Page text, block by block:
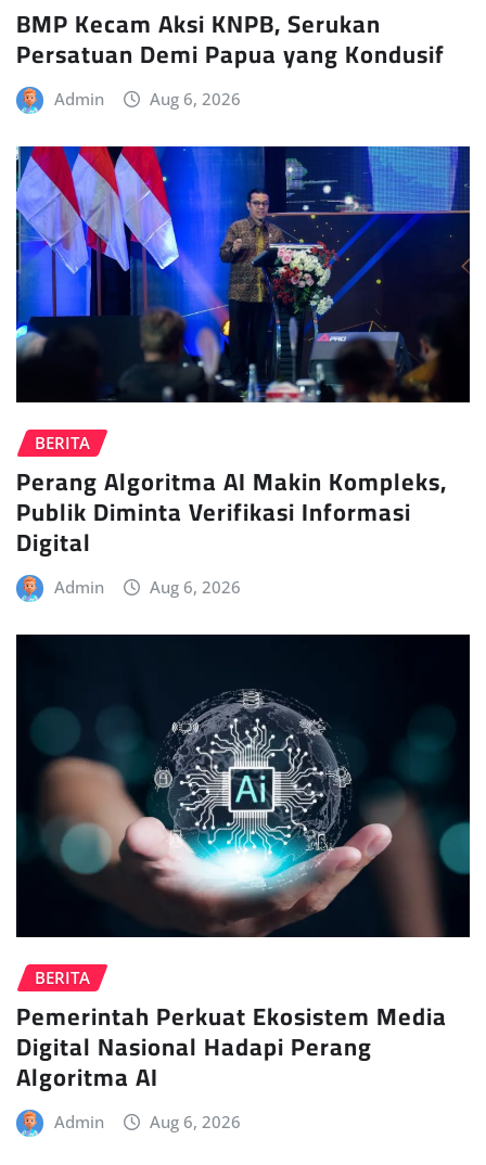
BMP Kecam Aksi KNPB, Serukan
Persatuan Demi Papua yang Kondusif
Admin Aug 6, 2026
BERITA
Perang Algoritma AI Makin Kompleks,
Publik Diminta Verifikasi Informasi
Digital
Admin Aug 6, 2026
BERITA
Pemerintah Perkuat Ekosistem Media
Digital Nasional Hadapi Perang
Algoritma AI
Admin Aug 6, 2026